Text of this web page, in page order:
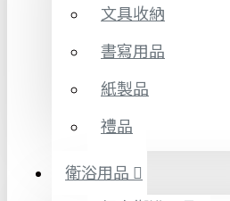
文具收納
書寫用品
紙製品
禮品
衛浴用品